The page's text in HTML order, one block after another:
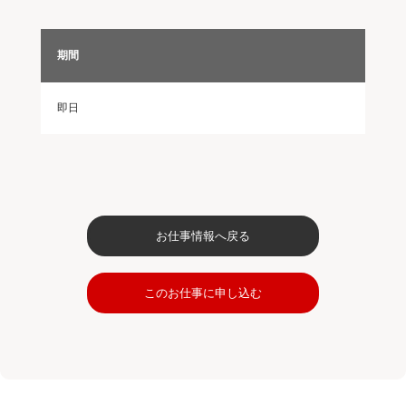
期間
即日
お仕事情報へ戻る
このお仕事に申し込む